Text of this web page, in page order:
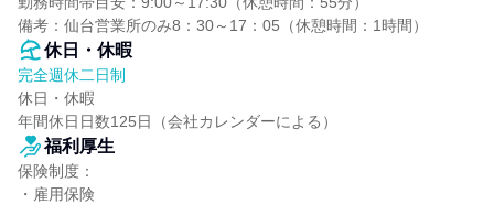
備考：仙台営業所のみ8：30～17：05（休憩時間：1時間）
休日・休暇
完全週休二日制
休日・休暇
年間休日日数125日（会社カレンダーによる）
福利厚生
保険制度：
・雇用保険